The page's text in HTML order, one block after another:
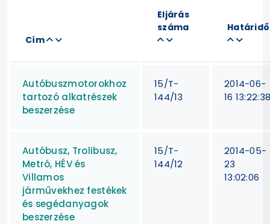
Cím
Eljárás
száma
Határidő
Autóbuszmotorokhoz
tartozó alkatrészek
beszerzése
15/T-
144/13
2014-06-
16
Autóbusz, Trolibusz,
Metró, HÉV és
Villamos
járművekhez festékek
és segédanyagok
beszerzése
15/T-
144/12
2014-05-
23
13:02:06